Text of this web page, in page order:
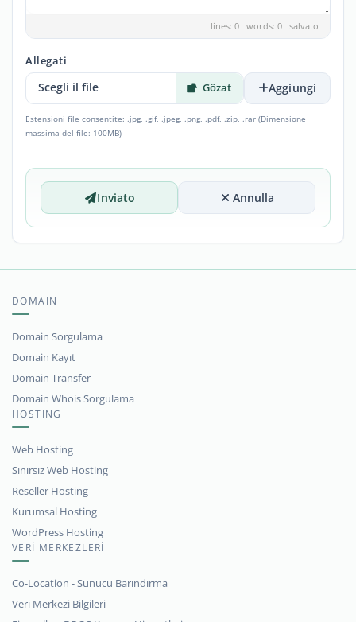
lines: 0 words: 0 salvato
Allegati
Scegli il file Aggiungi
Estensioni file consentite: .jpg, .gif, .jpeg, .png, .pdf, .zip, .rar (Dimensione
massima del file: 100MB)
Inviato Annulla
DOMAIN
Domain Sorgulama
Domain Kayıt
Domain Transfer
Domain Whois Sorgulama
HOSTING
Web Hosting
Sınırsız Web Hosting
Reseller Hosting
Kurumsal Hosting
WordPress Hosting
VERİ MERKEZLERİ
Co-Location - Sunucu Barındırma
Veri Merkezi Bilgileri